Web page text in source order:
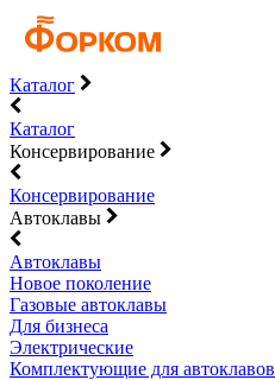
Каталог
Каталог
Консервирование
Консервирование
Автоклавы
Автоклавы
Новое поколение
Газовые автоклавы
Для бизнеса
Электрические
Комплектующие для автоклавов